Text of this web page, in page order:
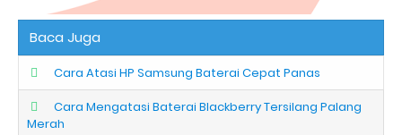
Baca Juga
Cara Atasi HP Samsung Baterai Cepat Panas
Cara Mengatasi Baterai Blackberry Tersilang Palang
Merah